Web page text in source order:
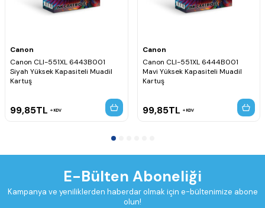
Canon
Canon CLI-551XL 6443B001
Siyah Yüksek Kapasiteli Muadil
Kartuş
99,85TL KDV
Canon
Canon CLI-551XL 6444B001
Mavi Yüksek Kapasiteli Muadil
Kartuş
99,85TL KDV
E-Bülten Aboneliği
Kampanya ve yeniliklerden haberdar olmak için e-bültenimize abone
olun!